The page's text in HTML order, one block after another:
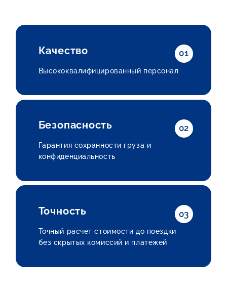
01
Качество
Высококвалифицированный персонал
02
Безопасность
Гарантия сохранности груза и
конфиденциальность
03
Точность
Точный расчет стоимости до поездки
без скрытых комиссий и платежей